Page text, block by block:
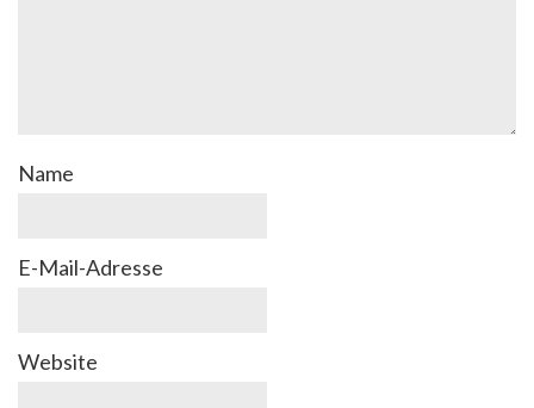
Name
E-Mail-Adresse
Website